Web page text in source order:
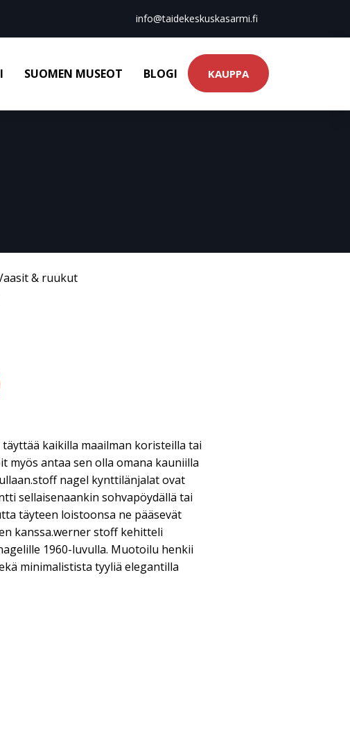
info@taidekeskuskasarmi.fi
SUOMEN MUSEOT BLOGI KAUPPA
& ruukut
kaikilla maailman koristeilla tai
myös antaa sen olla omana kauniilla
nagel kynttilänjalat ovat
sellaisenaankin sohvapöydällä tai
täyteen loistoonsa ne pääsevät
kanssa.werner stoff kehitteli
1960-luvulla. Muotoilu henkii
minimalistista tyyliä elegantilla